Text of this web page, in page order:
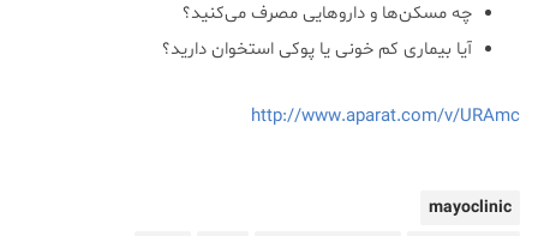
چه مسکن‌ها و داروهایی مصرف می‌کنید؟
آیا بیماری کم خونی یا پوکی استخوان دارید؟
http://www.aparat.com/v/URAmc
mayoclinic